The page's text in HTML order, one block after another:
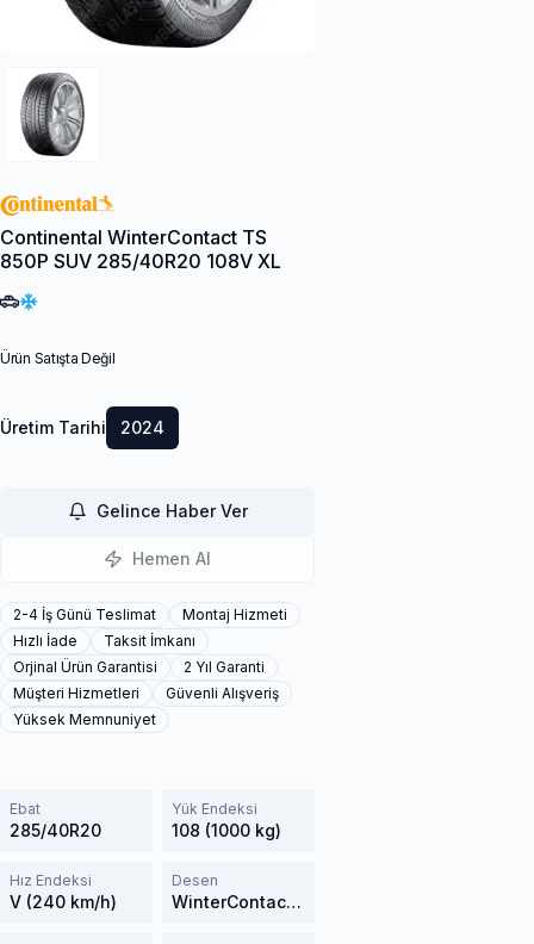
Continental WinterContact TS
850P SUV 285/40R20 108V XL
Ürün Satışta Değil
Üretim Tarihi 2024
Gelince Haber Ver
Hemen Al
2-4 İş Günü Teslimat
Montaj Hizmeti
Hızlı İade
Taksit İmkanı
Orjinal Ürün Garantisi
2 Yıl Garanti
Müşteri Hizmetleri
Güvenli Alışveriş
Yüksek Memnuniyet
Ebat
285/40R20
Yük Endeksi
108 (1000 kg)
Hız Endeksi
V (240 km/h)
Desen
WinterContact TS 850P SUV